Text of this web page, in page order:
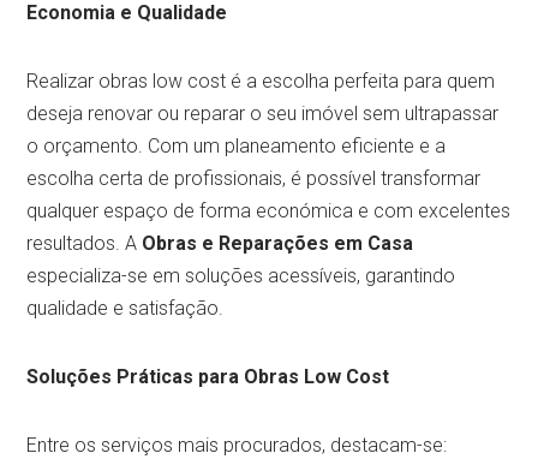
Economia e Qualidade
Realizar obras low cost é a escolha perfeita para quem
deseja renovar ou reparar o seu imóvel sem ultrapassar
o orçamento. Com um planeamento eficiente e a
escolha certa de profissionais, é possível transformar
qualquer espaço de forma económica e com excelentes
resultados. A Obras e Reparações em Casa
especializa-se em soluções acessíveis, garantindo
qualidade e satisfação.
Soluções Práticas para Obras Low Cost
Entre os serviços mais procurados, destacam-se: